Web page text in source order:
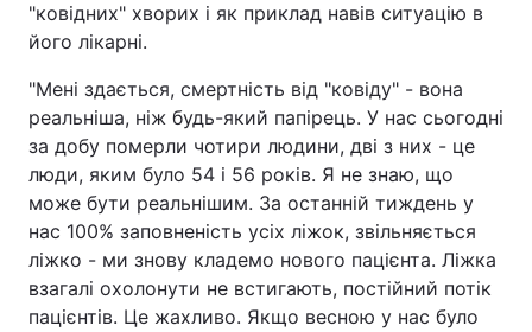
"ковідних" хворих і як приклад навів ситуацію в
його лікарні.
"Мені здається, смертність від "ковіду" - вона
реальніша, ніж будь-який папірець. У нас сьогодні
за добу померли чотири людини, дві з них - це
люди, яким було 54 і 56 років. Я не знаю, що
може бути реальнішим. За останній тиждень у
нас 100% заповненість усіх ліжок, звільняється
ліжко - ми знову кладемо нового пацієнта. Ліжка
взагалі охолонути не встигають, постійний потік
пацієнтів. Це жахливо. Якщо весною у нас було